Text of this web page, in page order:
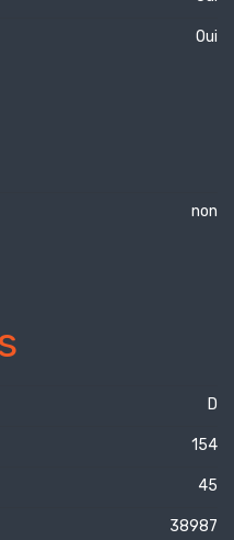
Oui
non
D
154
45
38987